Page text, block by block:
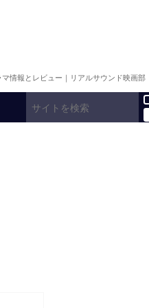
情報とレビュー｜リアルサウンド映画部